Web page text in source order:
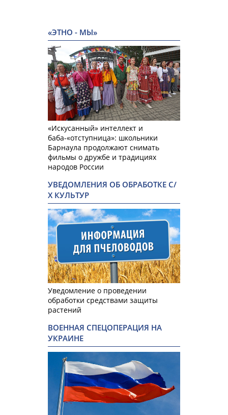
«ЭТНО - МЫ»
«Искусанный» интеллект и
баба-«отступница»: школьники
Барнаула продолжают снимать
фильмы о дружбе и традициях
народов России
УВЕДОМЛЕНИЯ ОБ ОБРАБОТКЕ С/
Х КУЛЬТУР
Уведомление о проведении
обработки средствами защиты
растений
ВОЕННАЯ СПЕЦОПЕРАЦИЯ НА
УКРАИНЕ